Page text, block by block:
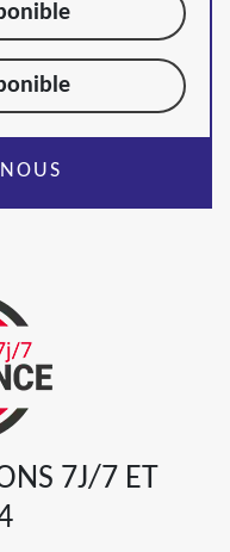
7J/7 ET